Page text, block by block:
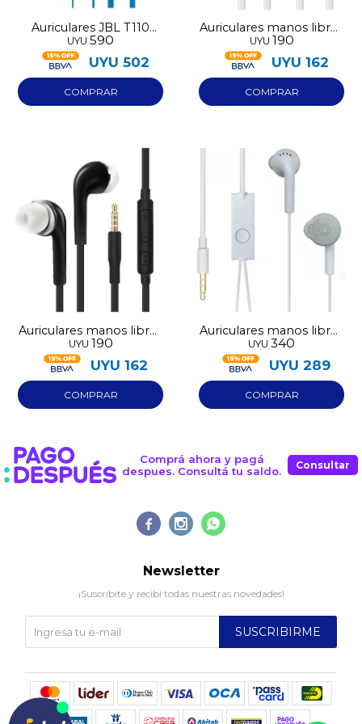
Auriculares JBL T110
wired azul
UYU 590
UYU 502
Auriculares manos libres
blancos 3.5mm
UYU 190
UYU 162
Auriculares manos libres
negros 3.5mm
UYU 190
UYU 162
Auriculares manos libres
S5830 3.5mm
UYU 340
UYU 289
Comprá ahora y pagá
despues. Consultá tu saldo.
Consultar
  
Newsletter
¡Suscribite y recibí todas nuestras novedades!
SUSCRIBIRME